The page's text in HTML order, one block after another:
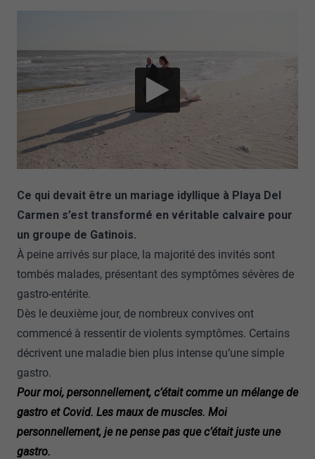
Ce qui devait être un mariage idyllique à Playa Del
Carmen s’est transformé en véritable calvaire pour
un groupe de Gatinois.
À peine arrivés sur place, la majorité des invités sont
tombés malades, présentant des symptômes sévères de
gastro-entérite.
Dès le deuxième jour, de nombreux convives ont
commencé à ressentir de violents symptômes. Certains
décrivent une maladie bien plus intense qu’une simple
gastro.
Pour moi, personnellement, c’était comme un mélange de
gastro et Covid. Les maux de muscles. Moi
personnellement, je ne pense pas que c’était juste une
gastro.